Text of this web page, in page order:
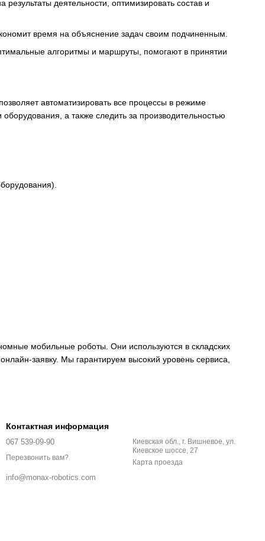
деятельности, оптимизировать состав и
время на объяснение задач своим подчиненным.
алгоритмы и маршруты, помогают в принятии
автоматизировать все процессы в режиме
а также следить за производительностью
мобильные роботы. Они используются в складских
заявку. Мы гарантируем высокий уровень сервиса,
Контактная информация
067 539-09-90
Перезвонить вам?
info@monax-robotics.com
Киевская обл., г. Вишневое, ул.
Киевское шоссе, 27
Карта проезда